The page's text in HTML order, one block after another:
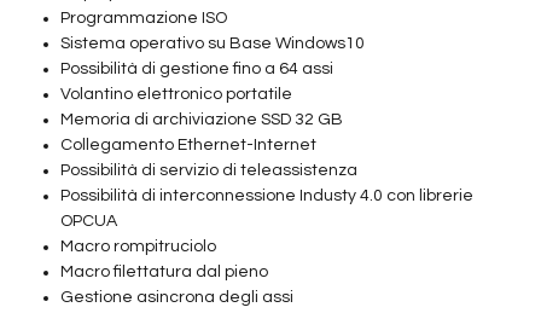
Programmazione ISO
Sistema operativo su Base Windows10
Possibilità di gestione fino a 64 assi
Volantino elettronico portatile
Memoria di archiviazione SSD 32 GB
Collegamento Ethernet-Internet
Possibilità di servizio di teleassistenza
Possibilità di interconnessione Industy 4.0 con librerie
OPCUA
Macro rompitruciolo
Macro filettatura dal pieno
Gestione asincrona degli assi